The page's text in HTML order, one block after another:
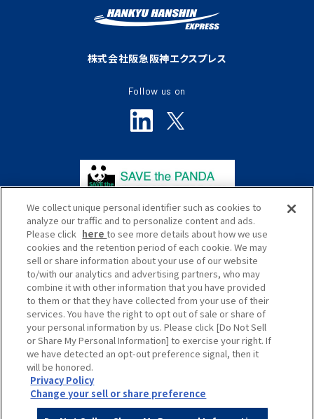
株式会社阪急阪神エクスプレス
Follow us on
プライバシーポリシー
サイトポリシー
ソーシャルメディアポリシー
サイトマップ
Global
We collect unique personal identifier such as cookies to
analyze our traffic and to personalize content and ads.
Please click hereto see more details about how we use
cookies and the retention period of each cookie. We may
sell or share information about your use of our website
to/with our analytics and advertising partners, who may
combine it with other information that you have provided
to them or that they have collected from your use of their
services. You have the right to opt out of sale or share of
your personal information by us. Please click [Do Not Sell
or Share My Personal Information] to exercise your right. If
we have detected an opt-out preference signal, then it
will be honored.
Privacy Policy
Change your sell or share preference